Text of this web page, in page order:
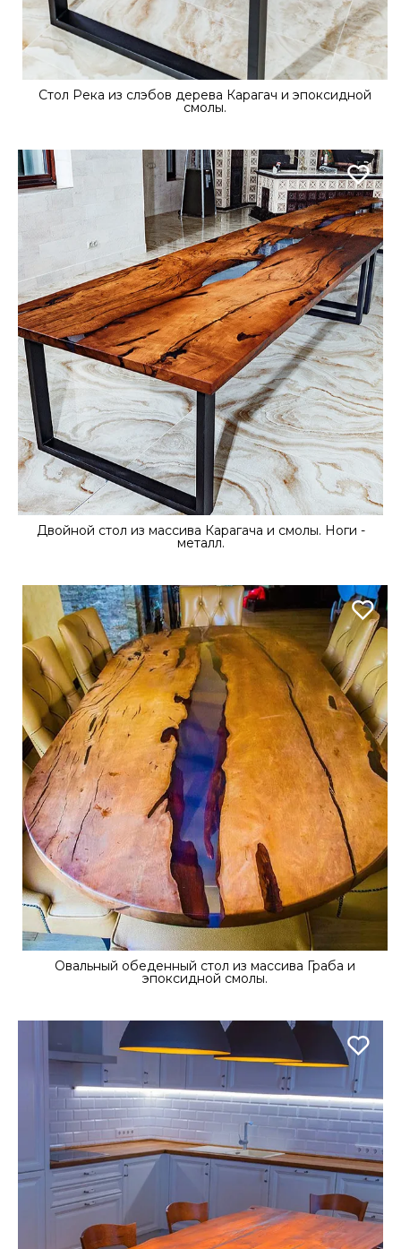
Стол Река из слэбов дерева Карагач и эпоксидной
смолы.
Двойной стол из массива Карагача и смолы. Ноги -
металл.
Овальный обеденный стол из массива Граба и
эпоксидной смолы.